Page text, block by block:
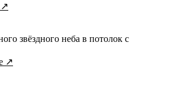
↗
звёздного неба в потолок с
↗